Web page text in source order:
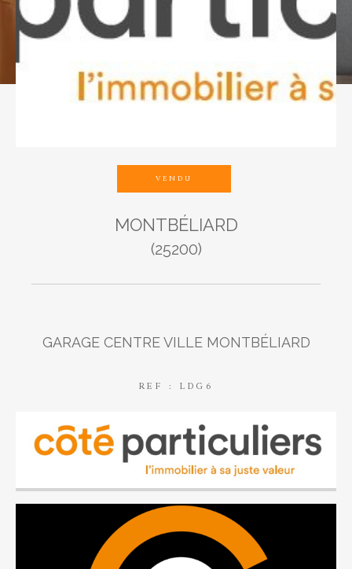
VENDU
MONTBÉLIARD
(25200)
GARAGE CENTRE VILLE MONTBÉLIARD
REF : LDG6
3
AFFINER LES CRITÈRES
Parking Terrasse Piscine
FILTRER PAR